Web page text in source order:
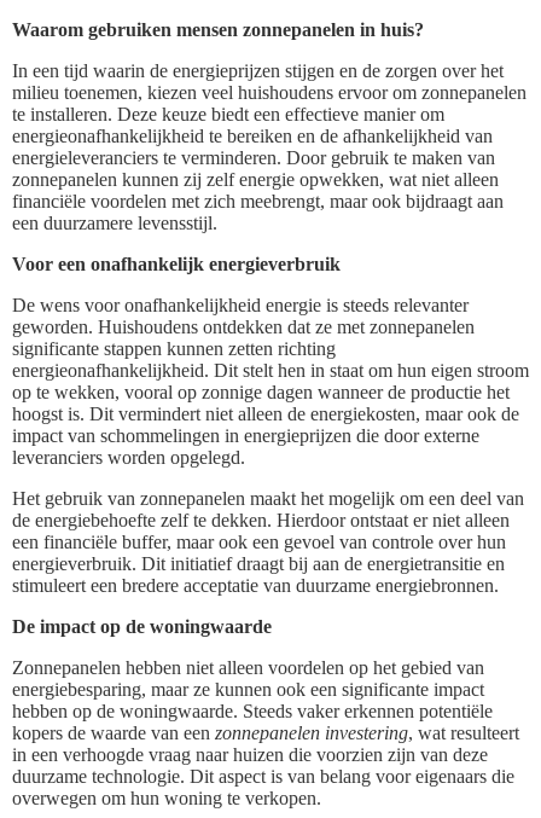
Waarom gebruiken mensen zonnepanelen in huis?
In een tijd waarin de energieprijzen stijgen en de zorgen over het
milieu toenemen, kiezen veel huishoudens ervoor om zonnepanelen
te installeren. Deze keuze biedt een effectieve manier om
energieonafhankelijkheid te bereiken en de afhankelijkheid van
energieleveranciers te verminderen. Door gebruik te maken van
zonnepanelen kunnen zij zelf energie opwekken, wat niet alleen
financiële voordelen met zich meebrengt, maar ook bijdraagt aan
een duurzamere levensstijl.
Voor een onafhankelijk energieverbruik
De wens voor onafhankelijkheid energie is steeds relevanter
geworden. Huishoudens ontdekken dat ze met zonnepanelen
significante stappen kunnen zetten richting
energieonafhankelijkheid. Dit stelt hen in staat om hun eigen stroom
op te wekken, vooral op zonnige dagen wanneer de productie het
hoogst is. Dit vermindert niet alleen de energiekosten, maar ook de
impact van schommelingen in energieprijzen die door externe
leveranciers worden opgelegd.
Het gebruik van zonnepanelen maakt het mogelijk om een deel van
de energiebehoefte zelf te dekken. Hierdoor ontstaat er niet alleen
een financiële buffer, maar ook een gevoel van controle over hun
energieverbruik. Dit initiatief draagt bij aan de energietransitie en
stimuleert een bredere acceptatie van duurzame energiebronnen.
De impact op de woningwaarde
Zonnepanelen hebben niet alleen voordelen op het gebied van
energiebesparing, maar ze kunnen ook een significante impact
hebben op de woningwaarde. Steeds vaker erkennen potentiële
kopers de waarde van een zonnepanelen investering, wat resulteert
in een verhoogde vraag naar huizen die voorzien zijn van deze
duurzame technologie. Dit aspect is van belang voor eigenaars die
overwegen om hun woning te verkopen.